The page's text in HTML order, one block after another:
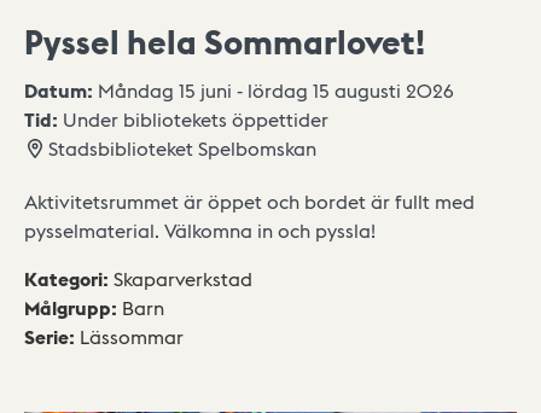
Pyssel hela Sommarlovet!
Datum: Måndag 15 juni - lördag 15 augusti 2026
Tid: Under bibliotekets öppettider
Stadsbiblioteket Spelbomskan
Aktivitetsrummet är öppet och bordet är fullt med
pysselmaterial. Välkomna in och pyssla!
Kategori: Skaparverkstad
Målgrupp: Barn
Serie: Lässommar